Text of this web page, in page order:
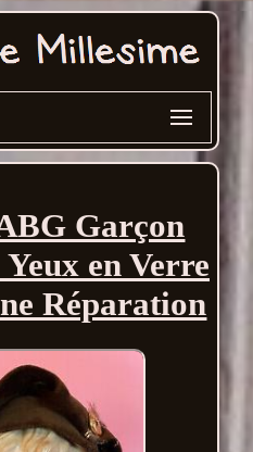
Garçon
en Verre
Réparation